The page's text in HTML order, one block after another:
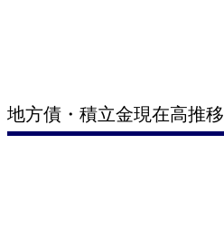
地方債・積立金現在高推移